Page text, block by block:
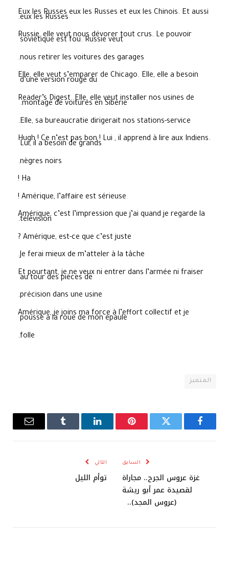
Eux les Russes eux les Russes et eux les Chinois. Et aussi
eux les Russes.
Russie, elle veut nous dévorer tout crus. Le pouvoir
soviétique est fou. Russie veut
nous retirer les voitures des garages.
Elle, elle veut s’emparer de Chicago. Elle, elle a besoin
d’une version rouge du
Reader’s Digest. Elle, elle veut installer nos usines de
montage de voitures en Sibérie.
Elle, sa bureaucratie dirigerait nos stations-service.
Hugh ! Ce n’est pas bon ! Lui , il apprend à lire aux Indiens.
Lui, il a besoin de grands
nègres noirs.
Ha !
Amérique, l’affaire est sérieuse !
Amérique, c’est l’impression que j’ai quand je regarde la
télévision.
Amérique, est-ce que c’est juste ?
Je ferai mieux de m’atteler à la tâche.
Et pourtant, je ne veux ni entrer dans l’armée ni fraiser
au tour des pièces de
précision dans une usine.
Amérique, je joins ma force à l’effort collectif et je
pousse à la roue de mon épaule
folle.
المتميز
فيسبوك تويتر بينتيريستلينكدإن Tumblr
البريد
السابق
غزة عروس الجرح.. مجاراة
لقصيدة عمر أبو ريشة
(عروس المجد)..
التالي
توأم الليل